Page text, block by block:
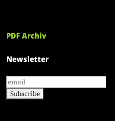
PDF Archiv
Newsletter